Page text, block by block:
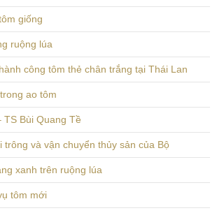
giống
ruộng lúa
công tôm thẻ chân trắng tại Thái Lan
ao tôm
TS Bùi Quang Tề
trông và vận chuyển thủy sản của Bộ
xanh trên ruộng lúa
tôm mới